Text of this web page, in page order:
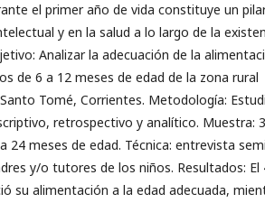
el primer año de vida constituye un
y en la salud a lo largo de la
Analizar la adecuación de la
de 6 a 12 meses de edad de la zona rural
Tomé, Corrientes. Metodología:
retrospectivo y analítico. Muestra:
24 meses de edad. Técnica: entrevista
y/o tutores de los niños. Resultados: El
su alimentación a la edad adecuada,